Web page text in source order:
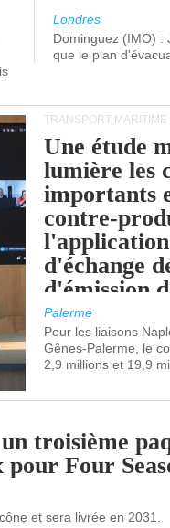
Londres
Dominguez (IMO) :
que le plan
TRANSPORT MARITIME
Une étude
lumière les
importants
contre-
d'échange
d'émission
(SEQE-UE)
maritimes
occidentale.
Palerme
Pour les liaisons
Gênes-Palerme, le
2,9 millions et 19,9
troisième
Four
et sera livrée en 2031.